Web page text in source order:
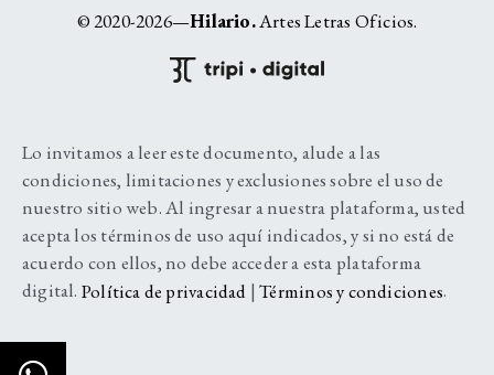
© 2020-2026—Hilario.Artes Letras Oficios.
Lo invitamos a leer este documento, alude a las
condiciones, limitaciones y exclusiones sobre el uso de
nuestro sitio web. Al ingresar a nuestra plataforma, usted
acepta los términos de uso aquí indicados, y si no está de
acuerdo con ellos, no debe acceder a esta plataforma
digital. Política de privacidad |Términos y condiciones.